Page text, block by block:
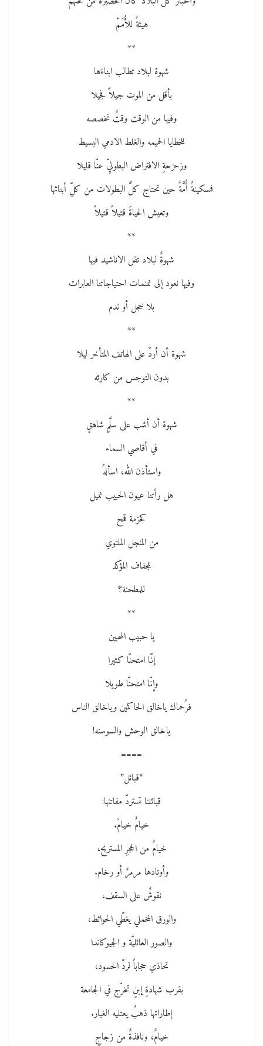
هيئةٌ للأُمَمْ
**
شهوة لبلاد تطالب ابناءَها
بأقل من الموت جيلاً فجيلا
وفيها من الوقت وقتٌ نخصصه
للخطايا الحميمه والغلط الادمي البسيط
وزحزحةِ الافتراض البطوليِّ عنّا قليلا
فمسكينةٌ أُمَّةٌ حين تحتاج كلَّ البطولات من كلِّ أبنائها
وتعيش الحياةَ قتيلاً قتيلاً
**
شهوةٌ لبلاد تقل الاناشيد فيها
وفيها نعود إلى نمنمات احتياجاتنا العابرات
بلا خجل أو ندم
**
شهوة أن أردّ على الهاتف المتأخر ليلا
بدون التوجس من كارثه
**
شهوة أن أشب على سلَّمٍ شاهقٍ
في أقاصي السماء
واستأذن الله، اسألهُ
هل رأتنا عيون الحبيب نميل
كحزمة قمح
من المنجل الملتوي
للجفاف المؤكد
للمطحنة؟
**
يا حبيب المحبين
إنّا امتحنّا كثيرا
وإنّا امتحنّا طويلا
فرُحماك ياخالق الحاكمين وياخالق الناس
ياخالق الوحش والسوسنه!
====
“قبائل”
قبائلنا تستردّ مفاتنها:
خيامٌ خيامْ.
خيامٌ من الحجرِ المستريح،
وأوتادها مرمرٌ أو رخام.
نقوشٌ على السقف،
والورق المخملي يغطّي الحوائط،
والصور العائليّة و الجيوكاندا
تحاذي حجاباً لردّ الحسود،
بقرب شهادةِ إبنٍ تخرّج في الجامعة
إطاراتها ذهبٌ يعتليه الغبار.
خيامٌ، ونافذةٌ من زجاجِ